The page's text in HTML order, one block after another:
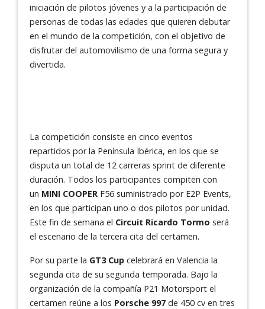
iniciación de pilotos jóvenes y a la participación de
personas de todas las edades que quieren debutar
en el mundo de la competición, con el objetivo de
disfrutar del automovilismo de una forma segura y
divertida.
La competición consiste en cinco eventos
repartidos por la Península Ibérica, en los que se
disputa un total de 12 carreras sprint de diferente
duración. Todos los participantes compiten con
un MINI COOPER F56 suministrado por E2P Events,
en los que participan uno o dos pilotos por unidad.
Este fin de semana el Circuit Ricardo Tormo será
el escenario de la tercera cita del certamen.
Por su parte la GT3 Cup celebrará en Valencia la
segunda cita de su segunda temporada. Bajo la
organización de la compañía P21 Motorsport el
certamen reúne a los Porsche 997 de 450 cv en tres